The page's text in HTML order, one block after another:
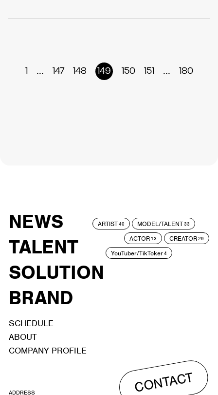
1 ... 147 148 149 150 151 ... 180
NEWS
TALENT
SOLUTION
BRAND
ARTIST40 MODEL/TALENT33
ACTOR 13 CREATOR29
YouTuber/TikToker4
SCHEDULE
ABOUT
COMPANY PROFILE
CONTACT
ADDRESS